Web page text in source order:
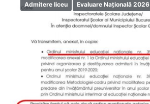
Admitere liceu Evaluare Națională 2026